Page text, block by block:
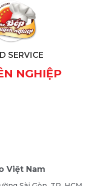
SERVICE
NGHIỆP
Việt Nam